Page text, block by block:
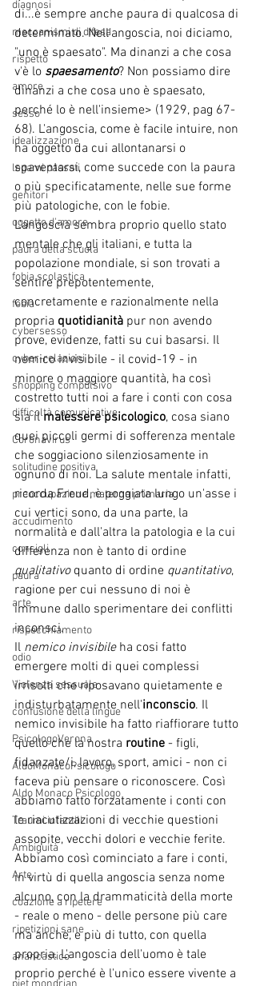
diagnosi
meccanismi di difesa
rispetto
amore
sesso
idealizzazione
legami passati
genitori
oggetto d'amore
paura della scuola
fobia scolastica
fobia
cybersesso
cyber-relazioni
shopping compulsivo
difficoltà comunicative
Coronavirus
solitudine positiva
preoccupazione materna primaria
accudimento
consigli
paura
arte
rispecchiamento
odio
Violenza sessuale
confusione della lingue
PsicologoVerona
AldoMonacoPsicologo
Aldo Monaco Psicologo
Traumi infantili
Ambiguità
Arte
coazione a ripetere
ripetizioni sane
anancastico
di...è sempre anche paura di qualcosa di
determinato. Nell'angoscia, noi diciamo,
"uno è spaesato". Ma dinanzi a che cosa
v'è lo spaesamento? Non possiamo dire
dinanzi a che cosa uno è spaesato,
perché lo è nell'insieme> (1929, pag 67-
68). L'angoscia, come è facile intuire, non
ha oggetto da cui allontanarsi o
spaventarsi, come succede con la paura
o più specificatamente, nelle sue forme
più patologiche, con le fobie.
L'angoscia sembra proprio quello stato
mentale che gli italiani, e tutta la
popolazione mondiale, si son trovati a
sentire prepotentemente,
concretamente e razionalmente nella
propria quotidianità pur non avendo
prove, evidenze, fatti su cui basarsi. Il
nemico invisibile - il covid-19 - in
minore o maggiore quantità, ha così
costretto tutti noi a fare i conti con cosa
sia il malessere psicologico, cosa siano
quei piccoli germi di sofferenza mentale
che soggiaciono silenziosamente in
ognuno di noi. La salute mentale infatti,
ricorda Freud, è poggiata lungo un'asse i
cui vertici sono, da una parte, la
normalità e dall'altra la patologia e la cui
differenza non è tanto di ordine
qualitativo quanto di ordine quantitativo,
ragione per cui nessuno di noi è
immune dallo sperimentare dei conflitti
inconsci.
Il nemico invisibile ha cosi fatto
emergere molti di quei complessi
irrisolti che riposavano quietamente e
indisturbatamente nell'inconscio. Il
nemico invisibile ha fatto riaffiorare tutto
quello che la nostra routine - figli,
fidanzate/i, lavoro, sport, amici - non ci
faceva più pensare o riconoscere. Così
abbiamo fatto forzatamente i conti con
le riacutizzazioni di vecchie questioni
assopite, vecchi dolori e vecchie ferite.
Abbiamo così cominciato a fare i conti,
in virtù di quella angoscia senza nome
alcuno, con la drammaticità della morte
- reale o meno - delle persone più care
ma anche, e più di tutto, con quella
propria. L'angoscia dell'uomo è tale
proprio perché è l'unico essere vivente a